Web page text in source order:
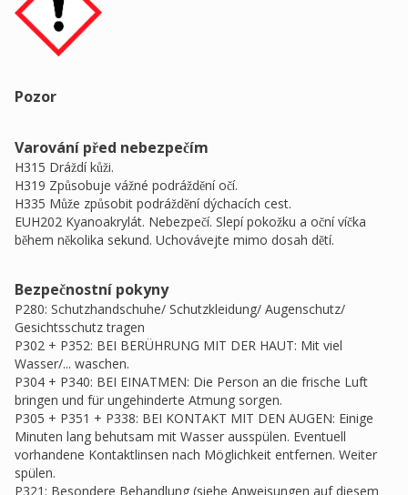
Pozor
Varování před nebezpečím
H315 Dráždí kůži.
H319 Způsobuje vážné podráždění očí.
H335 Může způsobit podráždění dýchacích cest.
EUH202 Kyanoakrylát. Nebezpečí. Slepí pokožku a oční víčka
během několika sekund. Uchovávejte mimo dosah dětí.
Bezpečnostní pokyny
P280: Schutzhandschuhe/ Schutzkleidung/ Augenschutz/
Gesichtsschutz tragen
P302 + P352: BEI BERÜHRUNG MIT DER HAUT: Mit viel
Wasser/... waschen.
P304 + P340: BEI EINATMEN: Die Person an die frische Luft
bringen und für ungehinderte Atmung sorgen.
P305 + P351 + P338: BEI KONTAKT MIT DEN AUGEN: Einige
Minuten lang behutsam mit Wasser ausspülen. Eventuell
vorhandene Kontaktlinsen nach Möglichkeit entfernen. Weiter
spülen.
P321: Besondere Behandlung (siehe Anweisungen auf diesem